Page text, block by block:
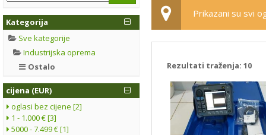
Kategorija
Sve kategorije
Industrijska oprema
Ostalo
cijena (EUR)
oglasi bez cijene [2]
1 - 1.000 € [3]
5000 - 7.499 € [1]
Prikazani su svi
Rezultati traženja: 10